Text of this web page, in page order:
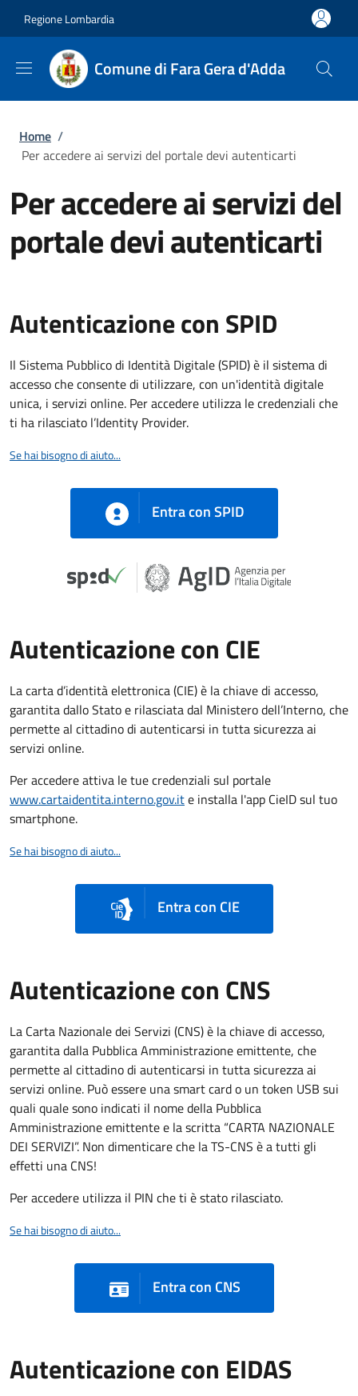
Regione Lombardia
Comune di Fara Gera d'Adda
Briciole di pane
Home /
Per accedere ai servizi del portale devi autenticarti
Per accedere ai servizi del
portale devi autenticarti
Autenticazione con SPID
Il Sistema Pubblico di Identità Digitale (SPID) è il sistema di
accesso che consente di utilizzare, con un'identità digitale
unica, i servizi online. Per accedere utilizza le credenziali che
ti ha rilasciato l’Identity Provider.
Se hai bisogno di aiuto...
Entra con SPID
Autenticazione con CIE
La carta d’identità elettronica (CIE) è la chiave di accesso,
garantita dallo Stato e rilasciata dal Ministero dell’Interno, che
permette al cittadino di autenticarsi in tutta sicurezza ai
servizi online.
Per accedere attiva le tue credenziali sul portale
www.cartaidentita.interno.gov.ite installa l'app CieID sul tuo
smartphone.
Se hai bisogno di aiuto...
Entra con CIE
Autenticazione con CNS
La Carta Nazionale dei Servizi (CNS) è la chiave di accesso,
garantita dalla Pubblica Amministrazione emittente, che
permette al cittadino di autenticarsi in tutta sicurezza ai
servizi online. Può essere una smart card o un token USB sui
quali quale sono indicati il nome della Pubblica
Amministrazione emittente e la scritta “CARTA NAZIONALE
DEI SERVIZI”. Non dimenticare che la TS-CNS è a tutti gli
effetti una CNS!
Per accedere utilizza il PIN che ti è stato rilasciato.
Se hai bisogno di aiuto...
Entra con CNS
Autenticazione con EIDAS